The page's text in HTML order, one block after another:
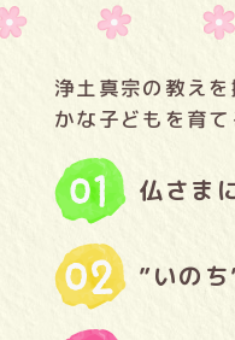
浄土真宗の教え
かな子どもを育て
仏さま
”いの